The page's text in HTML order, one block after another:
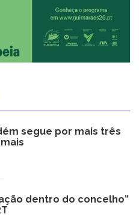
segue por mais três
dentro do concelho”